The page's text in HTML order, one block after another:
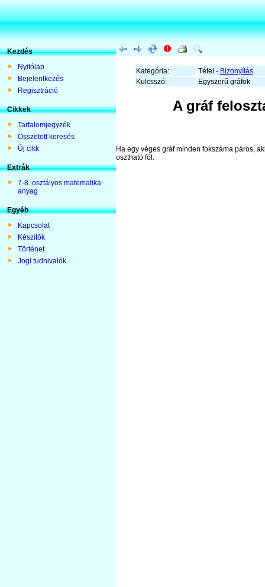
Kezdés
Nyitólap
Bejelentkezés
Regisztráció
Cikkek
Tartalomjegyzék
Összetett keresés
Új cikk
Extrák
7-8. osztályos matematika
anyag
Egyéb
Kapcsolat
Készítõk
Történet
Jogi tudnivalók
Kategória: Tétel - Bizonyítás
Kulcsszó:
Egyszerű gráfok
A gráf
Ha egy véges gráf minden fokszáma páros,
osztható föl.